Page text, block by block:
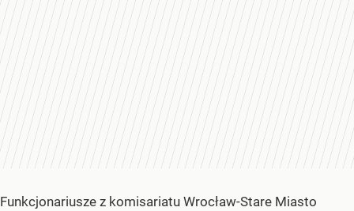
Funkcjonariusze z komisariatu Wrocław-Stare Miasto